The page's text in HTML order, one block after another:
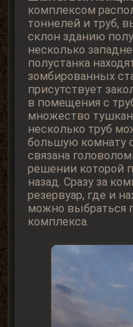
комплексом
тоннелей и труб,
склон зданию
несколько
полустанка
зомбированных
присутствует
в помещения с
множество
несколько труб
большую комнату
связана
решении которой
назад. Сразу за
резервуар, где и
можно выбраться
комплекса.